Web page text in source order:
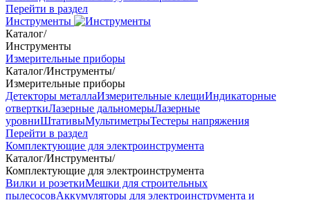
Перейти в раздел
Инструменты
Каталог/
Инструменты
Измерительные приборы
Каталог/Инструменты/
Измерительные приборы
Детекторы металлаИзмерительные клещиИндикаторные
отверткиЛазерные дальномерыЛазерные
уровниШтативыМультиметрыТестеры напряжения
Перейти в раздел
Комплектующие для электроинструмента
Каталог/Инструменты/
Комплектующие для электроинструмента
Вилки и розеткиМешки для строительных
пылесосовАккумуляторы для электроинструмента и